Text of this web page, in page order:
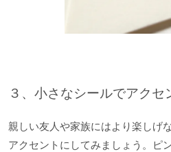
３、小さなシールでアクセ
親しい友人や家族にはより楽しげ
アクセントにしてみましょう。ピ